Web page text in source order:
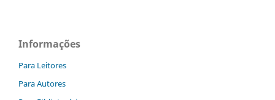
Informações
Para Leitores
Para Autores